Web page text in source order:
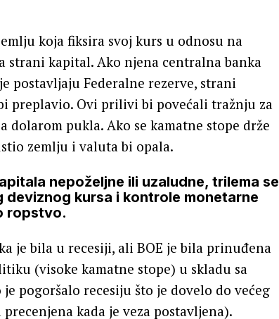
koja fiksira svoj kurs u odnosu na
strani kapital. Ako njena centralna banka
postavljaju Federalne rezerve, strani
preplavio. Ovi prilivi bi povećali tražnju za
dolarom pukla. Ako se kamatne stope drže
zemlju i valuta bi opala.
nepoželjne ili uzaludne, trilema se
kursa i kontrole monetarne
ropstvo.
je bila u recesiji, ali BOE je bila prinuđena
(visoke kamatne stope) u skladu sa
pogoršalo recesiju što je dovelo do većeg
kada je veza postavljena).